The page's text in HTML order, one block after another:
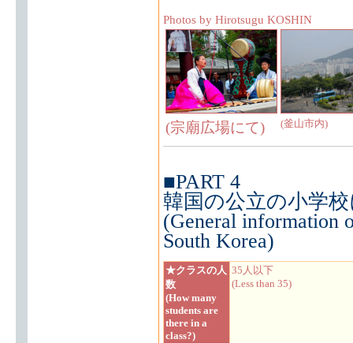
Photos by Hirotsugu KOSHIN
(宗廟広場にて) (釜山市内)
■PART 4
韓国の公立の小学
(General information
South Korea)
★クラスの人
数
(How many
students are
there in a
class?)
35人以下
(Less than 35)